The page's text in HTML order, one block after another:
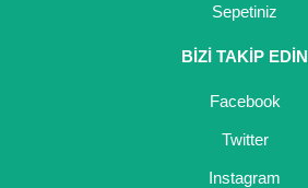
Sepetiniz
BİZİ TAKİP EDİN
Facebook
Twitter
Instagram